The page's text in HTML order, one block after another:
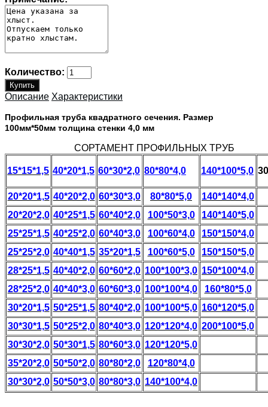
Количество:
Описание Характеристики
Профильная труба квадратного сечения. Размер
100мм*50мм толщина стенки 4,0 мм
СОРТАМЕНТ ПРОФИЛЬНЫХ ТРУБ
15*15*1,5 40*20*1,5 60*30*2,0 80*80*4,0 140*100*5,0
20*20*1,5 40*20*2,0 60*30*3,0 80*80*5,0
140*140*4,0
20*20*2,0 40*25*1,5 60*40*2,0 100*50*3,0
140*140*5,0
25*25*1,5 40*25*2,0 60*40*3,0 100*60*4,0
150*150*4,0
25*25*2,0 40*40*1,5 35*20*1,5 100*60*5,0
150*150*5,0
28*25*1,5 40*40*2,0 60*60*2,0 100*100*3,0 150*100*4,0
28*25*2,0 40*40*3,0 60*60*3,0 100*100*4,0
160*80*5,0
30*20*1,5 50*25*1,5 80*40*2,0 100*100*5,0 160*120*5,0
30*30*1,5 50*25*2,0 80*40*3,0 120*120*4,0 200*100*5,0
30*30*2,0 50*30*1,5 80*60*3,0 120*120*5,0
35*20*2,0 50*50*2,0 80*80*2,0
120*80*4,0
30*30*2,0 50*50*3,0 80*80*3,0 140*100*4,0